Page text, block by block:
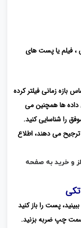
، فیلم یا پست های
بازه زمانی فیلتر کرده
داده ها همچنین می
را شناسایی کنید.
ترجیح می دهند، اطلاع
و خرید به صفحه
پست را باز کنید